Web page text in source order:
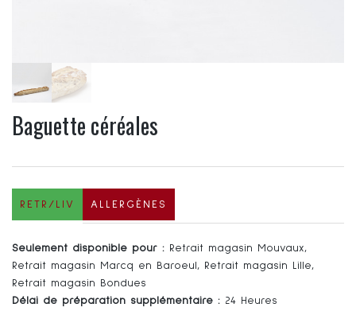
Baguette céréales
RETR/LIV ALLERGÈNES
Seulement disponible pour : Retrait magasin Mouvaux,
Retrait magasin Marcq en Baroeul, Retrait magasin Lille,
Retrait magasin Bondues
Délai de préparation supplémentaire : 24 Heures